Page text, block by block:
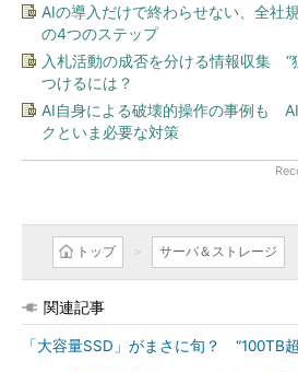
AIの導入だけで終わらせない、全社
の4つのステップ
入札活動の成否を分ける情報収集 “
つけるには？
AI自身による破壊的操作の事例も
クといま必要な対策
トップ サーバ＆ストレージ
関連記事
「大容量SSD」がまさに旬？ “100TB